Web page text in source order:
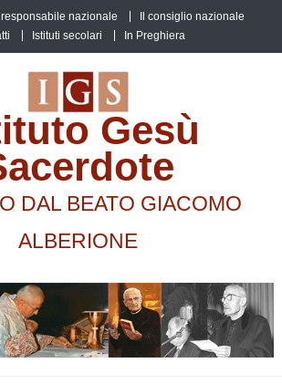
Il responsabile nazionale
Il consiglio nazionale
Istituti secolari In Preghiera
Gesù
DAL BEATO GIACOMO
ALBERIONE